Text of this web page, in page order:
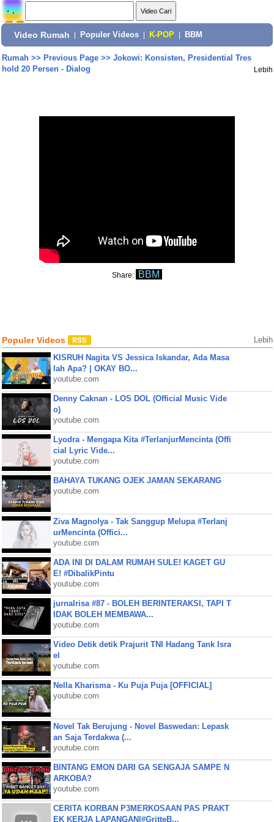
Video Rumah Populer Videos K-POP BBM
Rumah>> Previous Page>> Jokowi: Konsisten, Presidential Tres
hold 20 Persen - Dialog
Lebih
Share: BBM
Populer Videos Lebih
KISRUH Nagita VS Jessica Iskandar, Ada Masa
lah Apa? | OKAY BO...
youtube.com
Denny Caknan - LOS DOL (Official Music Vide
o)
youtube.com
Lyodra - Mengapa Kita #TerlanjurMencinta (Offi
cial Lyric Vide...
youtube.com
BAHAYA TUKANG OJEK JAMAN SEKARANG
youtube.com
Ziva Magnolya - Tak Sanggup Melupa #Terlanj
urMencinta (Offici...
youtube.com
ADA INI DI DALAM RUMAH SULE! KAGET GU
E! #DibalikPintu
youtube.com
jurnalrisa #87 - BOLEH BERINTERAKSI, TAPI T
IDAK BOLEH MEMBAWA...
youtube.com
Video Detik detik Prajurit TNI Hadang Tank Isra
el
youtube.com
Nella Kharisma - Ku Puja Puja [OFFICIAL]
youtube.com
Novel Tak Berujung - Novel Baswedan: Lepask
an Saja Terdakwa (...
youtube.com
BINTANG EMON DARI GA SENGAJA SAMPE N
ARKOBA?
youtube.com
CERITA KORBAN P3MERKOSAAN PAS PRAKT
EK KERJA LAPANGAN|#GritteB...